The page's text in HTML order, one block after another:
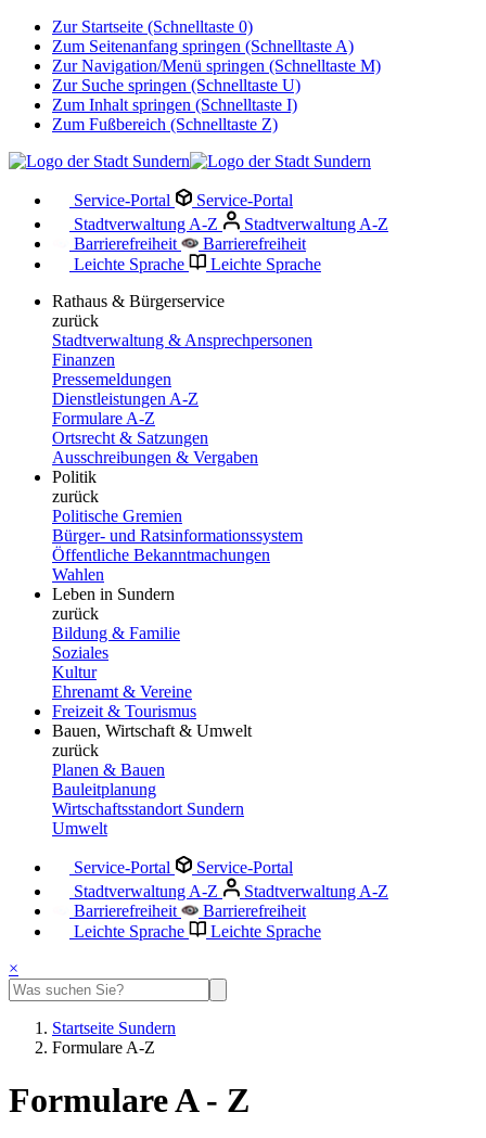
Zur Startseite (Schnelltaste 0)
Zum Seitenanfang springen (Schnelltaste A)
Zur Navigation/Menü springen (Schnelltaste M)
Zur Suche springen (Schnelltaste U)
Zum Inhalt springen (Schnelltaste I)
Zum Fußbereich (Schnelltaste Z)
Service-Portal
Service-Portal
Stadtverwaltung A-Z
Stadtverwaltung A-Z
Barrierefreiheit
Barrierefreiheit
Leichte Sprache
Leichte Sprache
Rathaus & Bürgerservice
zurück
Stadtverwaltung & Ansprechpersonen
Finanzen
Pressemeldungen
Dienstleistungen A-Z
Formulare A-Z
Ortsrecht & Satzungen
Ausschreibungen & Vergaben
Politik
zurück
Politische Gremien
Bürger- und Ratsinformationssystem
Öffentliche Bekanntmachungen
Wahlen
Leben in Sundern
zurück
Bildung & Familie
Soziales
Kultur
Ehrenamt & Vereine
Freizeit & Tourismus
Bauen, Wirtschaft & Umwelt
zurück
Planen & Bauen
Bauleitplanung
Wirtschaftsstandort Sundern
Umwelt
Service-Portal
Service-Portal
Stadtverwaltung A-Z
Stadtverwaltung A-Z
Barrierefreiheit
Barrierefreiheit
Leichte Sprache
Leichte Sprache
×
Startseite Sundern
Formulare A-Z
Formulare A - Z